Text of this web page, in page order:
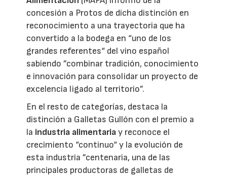
concesión a Protos de dicha distinción en
reconocimiento a una trayectoria que ha
convertido a la bodega en “uno de los
grandes referentes“ del vino español
sabiendo ”combinar tradición, conocimiento
e innovación para consolidar un proyecto de
excelencia ligado al territorio”.
En el resto de categorías, destaca la
distinción a Galletas Gullón con el premio a
la industria alimentariay reconoce el
crecimiento “continuo“ y la evolución de
esta industria ”centenaria, una de las
principales productoras de galletas de